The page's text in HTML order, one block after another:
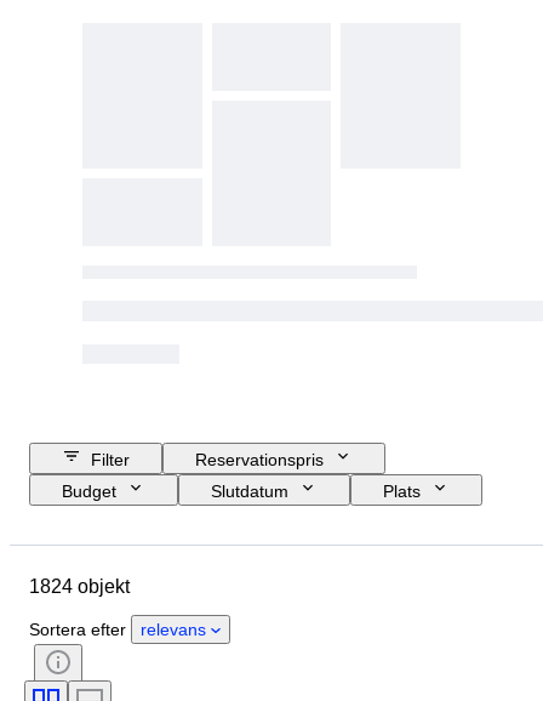
Filter
Reservationspris
Budget
Slutdatum
Plats
Ursprungsland
Skick
Stil
Färg
Material i klockarmband
1824 objekt
Sortera efter relevans